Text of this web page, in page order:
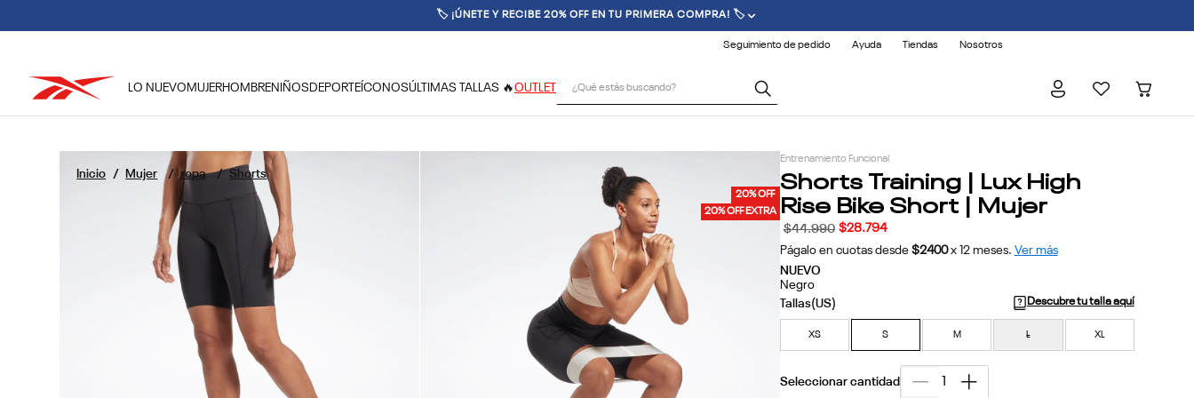
🏷️ ¡ÚNETE Y RECIBE 20% OFF EN TU PRIMERA COMPRA! 🏷️
Seguimiento de pedido Ayuda Tiendas Nosotros
LO NUEVO MUJERHOMBRENIÑOSDEPORTE ÍCONOSÚLTIMAS TALLAS 🔥OUTLET
20% OFF
20% OFF EXTRA
Mujer ropa Shorts
Entrenamiento Funcional
Shorts Training | Lux High
Rise Bike Short | Mujer
$44.990 $28.794
Págalo en cuotas desde $2400 x 12meses. Ver más
NUEVO
Negro
Descubre tu talla aquí
XS S M L XL
1.
reebok classic mujer
2.
club c
reebok hombre
4.
polerón
6.
chaqueta
7.
nano 4
8
classic